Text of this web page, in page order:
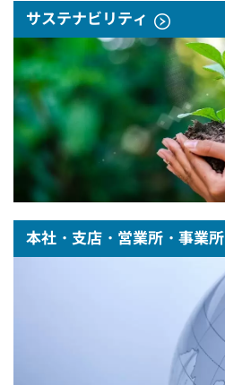
サステナビリティ
本社・支店・営業所・事業所